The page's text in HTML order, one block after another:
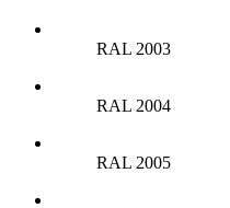
RAL 2003
RAL 2004
RAL 2005